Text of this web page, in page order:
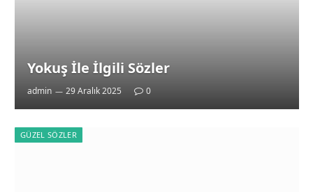
Yokuş İle İlgili Sözler
admin 29 Aralık 2025 0
GÜZEL SÖZLER